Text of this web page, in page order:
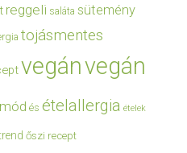
reggeli saláta sütemény
tojásmentes
vegánvegán
és ételallergia ételek
őszi recept